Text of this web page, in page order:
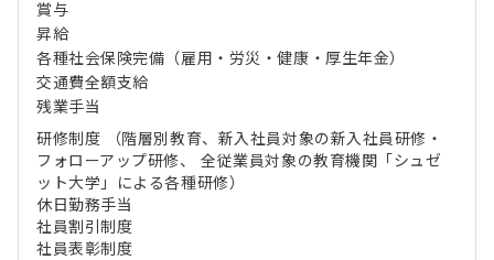
賞与
昇給
各種社会保険完備（雇用・労災・健康・厚生年金）
交通費全額支給
残業手当
研修制度 （階層別教育、新入社員対象の新入社員研修・
フォローアップ研修、 全従業員対象の教育機関「シュゼ
ット大学」による各種研修）
休日勤務手当
社員割引制度
社員表彰制度